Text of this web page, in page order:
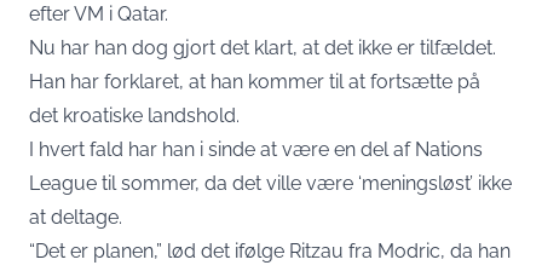
efter VM i Qatar.
Nu har han dog gjort det klart, at det ikke er tilfældet.
Han har forklaret, at han kommer til at fortsætte på
det kroatiske landshold.
I hvert fald har han i sinde at være en del af Nations
League til sommer, da det ville være ‘meningsløst’ ikke
at deltage.
“Det er planen,” lød det ifølge Ritzau fra Modric, da han